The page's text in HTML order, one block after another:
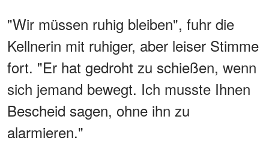
"Wir müssen ruhig bleiben", fuhr die
Kellnerin mit ruhiger, aber leiser Stimme
fort. "Er hat gedroht zu schießen, wenn
sich jemand bewegt. Ich musste Ihnen
Bescheid sagen, ohne ihn zu
alarmieren."